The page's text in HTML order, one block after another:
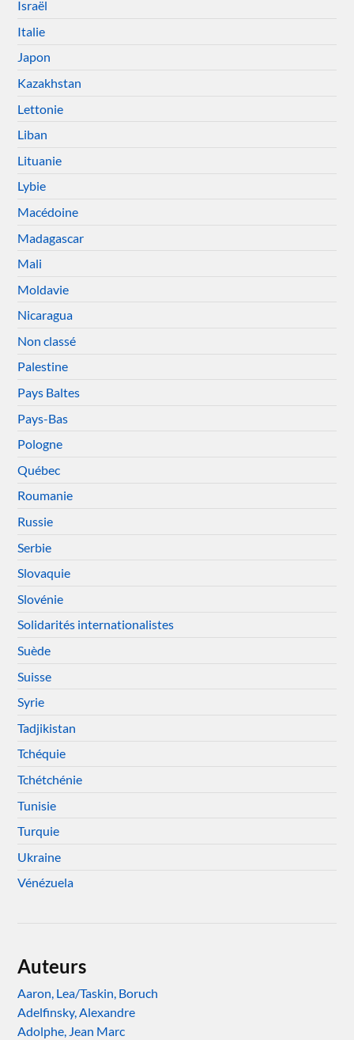
Israël
Italie
Japon
Kazakhstan
Lettonie
Liban
Lituanie
Lybie
Macédoine
Madagascar
Mali
Moldavie
Nicaragua
Non classé
Palestine
Pays Baltes
Pays-Bas
Pologne
Québec
Roumanie
Russie
Serbie
Slovaquie
Slovénie
Solidarités internationalistes
Suède
Suisse
Syrie
Tadjikistan
Tchéquie
Tchétchénie
Tunisie
Turquie
Ukraine
Vénézuela
Auteurs
Aaron, Lea/Taskin, Boruch
Adelfinsky, Alexandre
Adolphe, Jean Marc